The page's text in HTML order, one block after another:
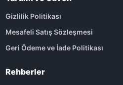
Gizlilik Politikası
Mesafeli Satış Sözleşmesi
Geri Ödeme ve İade Politikası
Rehberler